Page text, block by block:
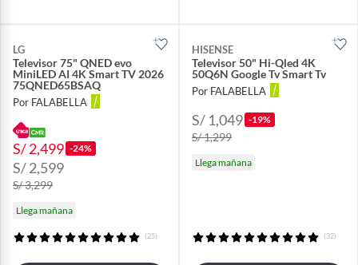
LG
Televisor 75" QNED evo
MiniLED AI 4K Smart TV 2026
75QNED65BSAQ
Por FALABELLA
S/ 2,499 -24%
S/ 2,599
S/ 3,299
Llega mañana
(25)
HISENSE
Televisor 50" Hi-Qled 4K
50Q6N Google Tv Smart Tv
Por FALABELLA
S/ 1,049 -19%
S/ 1,299
Llega mañana
(32)